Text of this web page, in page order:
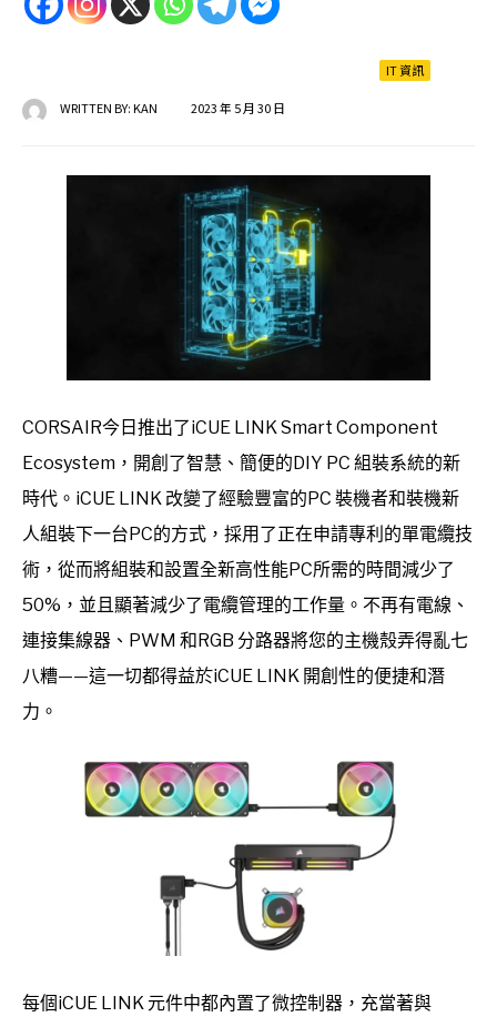
IT 資訊
WRITTEN BY:KAN 2023 年 5 月 30 日
CORSAIR今日推出了iCUE LINK Smart Component
Ecosystem，開創了智慧、簡便的DIY PC 組裝系統的新
時代。iCUE LINK 改變了經驗豐富的PC 裝機者和裝機新
人組裝下一台PC的方式，採用了正在申請專利的單電纜技
術，從而將組裝和設置全新高性能PC所需的時間減少了
50%，並且顯著減少了電纜管理的工作量。不再有電線、
連接集線器、PWM 和RGB 分路器將您的主機殼弄得亂七
八糟——這一切都得益於iCUE LINK 開創性的便捷和潛
力。
每個iCUE LINK 元件中都內置了微控制器，充當著與